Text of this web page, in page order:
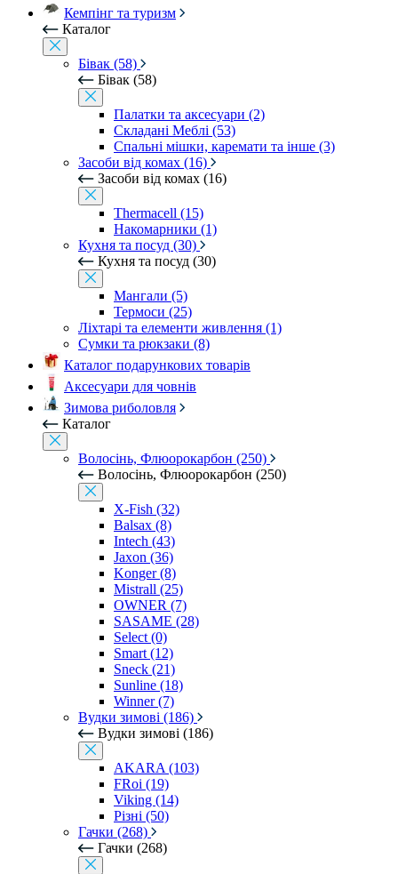
Кемпінг та туризм
Каталог
Бівак (58)
Бівак (58)
Палатки та аксесуари (2)
Складані Меблі (53)
Спальні мішки, каремати та інше (3)
Засоби від комах (16)
Засоби від комах (16)
Thermacell (15)
Накомарники (1)
Кухня та посуд (30)
Кухня та посуд (30)
Мангали (5)
Термоси (25)
Ліхтарі та елементи живлення (1)
Сумки та рюкзаки (8)
Каталог подарункових товарів
Аксесуари для човнів
Зимова риболовля
Каталог
Волосінь, Флюорокарбон (250)
Волосінь, Флюорокарбон (250)
X-Fish (32)
Balsax (8)
Intech (43)
Jaxon (36)
Konger (8)
Mistrall (25)
OWNER (7)
SASAME (28)
Select (0)
Smart (12)
Sneck (21)
Sunline (18)
Winner (7)
Вудки зимові (186)
Вудки зимові (186)
AKARA (103)
FRoi (19)
Viking (14)
Різні (50)
Гачки (268)
Гачки (268)